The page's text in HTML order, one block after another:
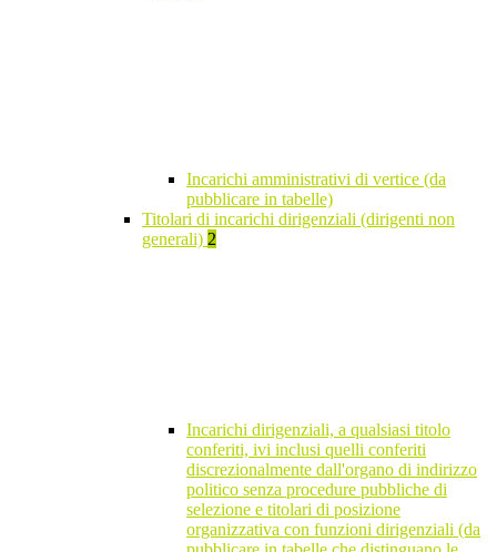
Incarichi amministrativi di vertice (da
pubblicare in tabelle)
Titolari di incarichi dirigenziali (dirigenti non
generali) 2
Incarichi dirigenziali, a qualsiasi titolo
conferiti, ivi inclusi quelli conferiti
discrezionalmente dall'organo di indirizzo
politico senza procedure pubbliche di
selezione e titolari di posizione
organizzativa con funzioni dirigenziali (da